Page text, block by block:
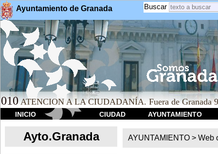
Ayuntamiento de Granada Buscar
010 ATENCION A LA CIUDADANÍA. Fuera de Granada
INICIO CIUDAD AYUNTAMIENTO
Ayto.Granada AYUNTAMIENTO > Web